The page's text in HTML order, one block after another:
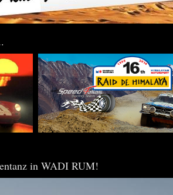
in WADI RUM!